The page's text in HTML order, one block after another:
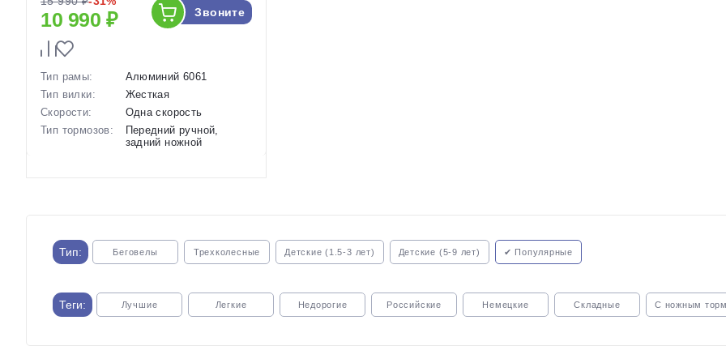
10 990 ₽ Звоните
Тип рамы:
Алюминий 6061
Тип вилки:
Жесткая
Скорости:
Одна скорость
Тип тормозов:
Передний ручной,
задний ножной
Тип: Беговелы Трехколесные Детские (1.5-3 лет) Детские (5-9 лет) ✔ Популярные
Теги: Лучшие Легкие Недорогие Российские Немецкие Складные С ножным